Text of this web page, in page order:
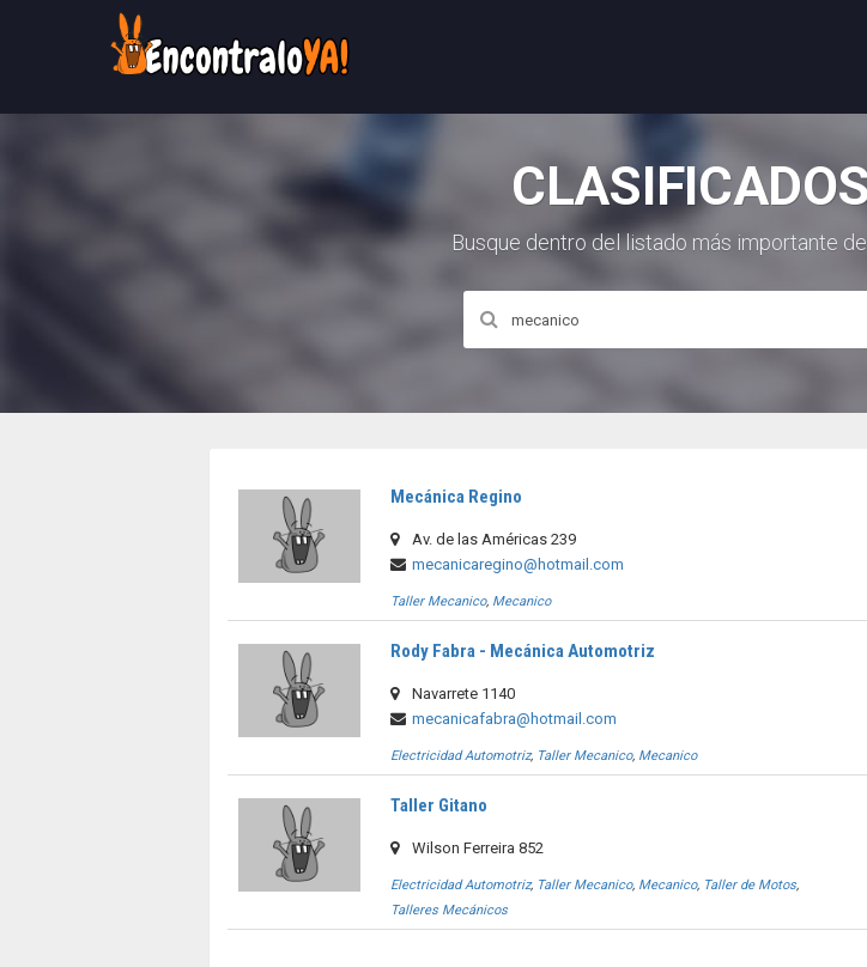
Busque dentro del listado más importante
Mecánica Regino
Av. de las Américas 239
mecanicaregino@hotmail.com
Taller Mecanico, Mecanico
Rody Fabra - Mecánica Automotriz
Navarrete 1140
mecanicafabra@hotmail.com
Electricidad Automotriz, Taller Mecanico, Mecanico
Taller Gitano
Wilson Ferreira 852
Electricidad Automotriz, Taller Mecanico, Mecanico, Taller de Motos,
Talleres Mecánicos